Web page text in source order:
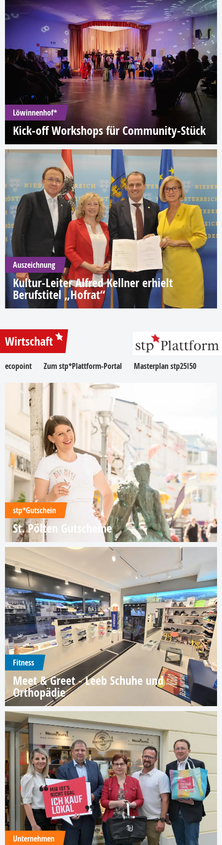
Löwinnenhof*
Kick-off Workshops für Community-Stück
Auszeichnung
Kultur-Leiter Alfred Kellner erhielt
Berufstitel „Hofrat“
Wirtschaft
ecopoint Zum stp*Plattform-Portal Masterplan stp25I50
stp*Gutschein
St. Pölten Gutscheine
Fitness
Meet & Greet - Leeb Schuhe und
Orthopädie
Unternehmen